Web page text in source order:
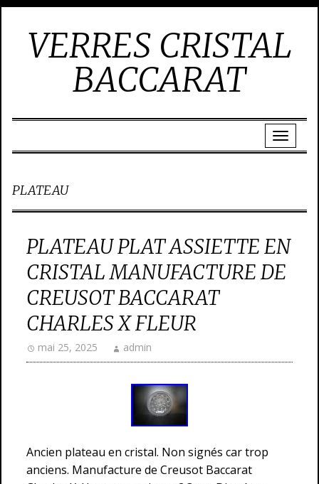
VERRES CRISTAL
BACCARAT
PLATEAU
PLATEAU PLAT ASSIETTE EN
CRISTAL MANUFACTURE DE
CREUSOT BACCARAT
CHARLES X FLEUR
mai 25, 2025 admin
Ancien plateau en cristal. Non signés car trop
anciens. Manufacture de Creusot Baccarat